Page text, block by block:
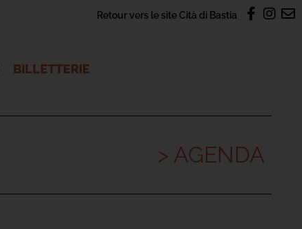
Retour vers le site Cità di Bastia
BILLETTERIE
> AGENDA